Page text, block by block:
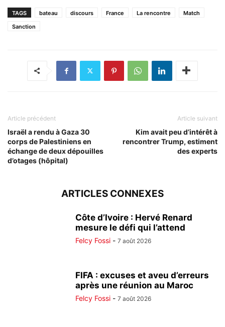
TAGS bateau discours France La rencontre
Match
Sanction
Article précédent
Israël a rendu à Gaza 30
corps de Palestiniens en
échange de deux dépouilles
d’otages (hôpital)
Article suivant
Kim avait peu d’intérêt à
rencontrer Trump, estiment
des experts
ARTICLES CONNEXES
Côte d’Ivoire : Hervé Renard
mesure le défi qui l’attend
Felcy Fossi - 7 août 2026
FIFA : excuses et aveu d’erreurs
après une réunion au Maroc
Felcy Fossi - 7 août 2026